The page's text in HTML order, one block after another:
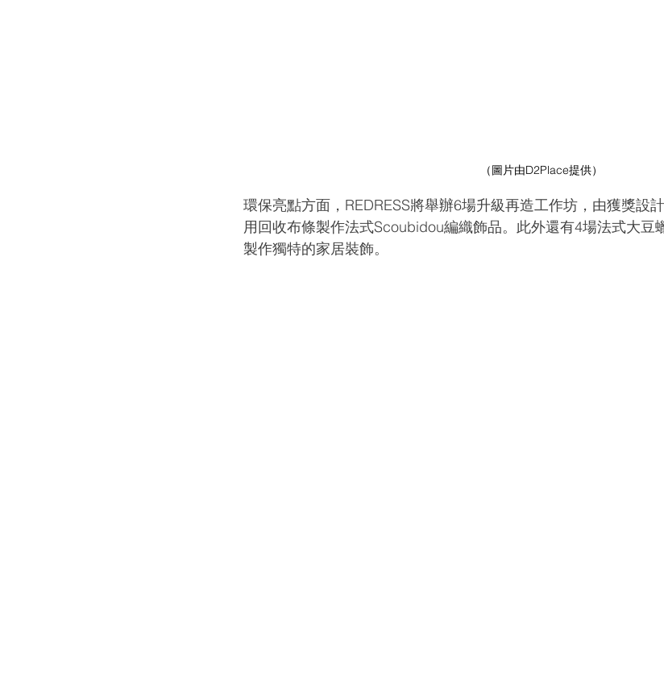
（圖片由D2Place提供）
環保亮點方面，REDRESS將舉辦6場升級再造工作坊，由獲獎設
用回收布條製作法式Scoubidou編織飾品。此外還有4場法式大豆
製作獨特的家居裝飾。